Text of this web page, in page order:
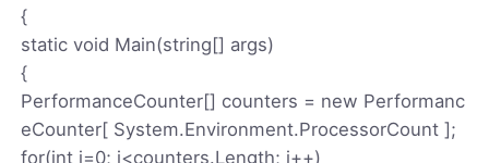
{
static void Main(string[] args)
{
PerformanceCounter[] counters = new Performanc
eCounter[ System.Environment.ProcessorCount ];
for(int i=0; i<counters.Length; i++)